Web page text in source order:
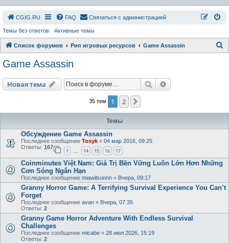
СGIG.RU FAQ Связаться с администрацией
Темы без ответов Активные темы
Список форумов Рип игровых ресурсов Game Assassin
Game Assassin
Новая тема Поиск
35 тем 1 2
Темы
Обсуждение Game Assassin
Последнее сообщение Tosyk « 04 мар 2016, 09:25
Ответы: 167
1 … 14 15 16 17
Coinminutes Việt Nam: Giá Trị Bền Vững Luôn Lớn Hơn Những
Cơn Sóng Ngắn Hạn
Последнее сообщение miawilsonnn « Вчера, 09:17
Granny Horror Game: A Terrifying Survival Experience You Can’t
Forget
Последнее сообщение avan « Вчера, 07:35
Ответы: 2
Granny Game Horror Adventure With Endless Survival
Challenges
Последнее сообщение micabe « 28 июл 2026, 15:19
Ответы: 2